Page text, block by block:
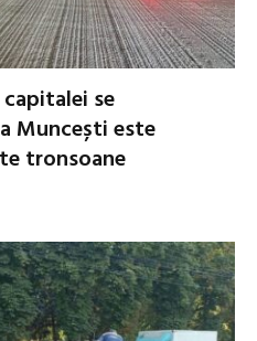
se
Muncești este
tronsoane